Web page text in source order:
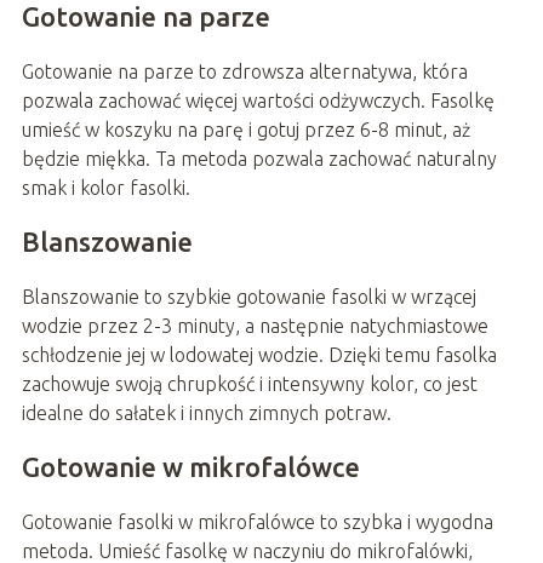
Gotowanie na parze
Gotowanie na parze to zdrowsza alternatywa, która
pozwala zachować więcej wartości odżywczych. Fasolkę
umieść w koszyku na parę i gotuj przez 6-8 minut, aż
będzie miękka. Ta metoda pozwala zachować naturalny
smak i kolor fasolki.
Blanszowanie
Blanszowanie to szybkie gotowanie fasolki w wrzącej
wodzie przez 2-3 minuty, a następnie natychmiastowe
schłodzenie jej w lodowatej wodzie. Dzięki temu fasolka
zachowuje swoją chrupkość i intensywny kolor, co jest
idealne do sałatek i innych zimnych potraw.
Gotowanie w mikrofalówce
Gotowanie fasolki w mikrofalówce to szybka i wygodna
metoda. Umieść fasolkę w naczyniu do mikrofalówki,